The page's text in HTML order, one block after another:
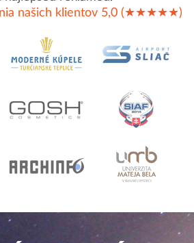
našich klientov 5,0 (★★★★★)